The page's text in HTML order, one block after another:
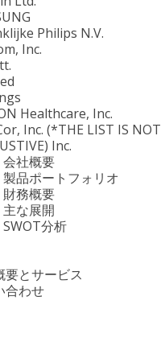
Philips N.V.
Inc.
Healthcare, Inc.
Inc. (*THE LIST IS NOT
Inc.
会社概要
製品ポートフォリオ
財務概要
主な展開
SWOT分析
要とサービス
合わせ